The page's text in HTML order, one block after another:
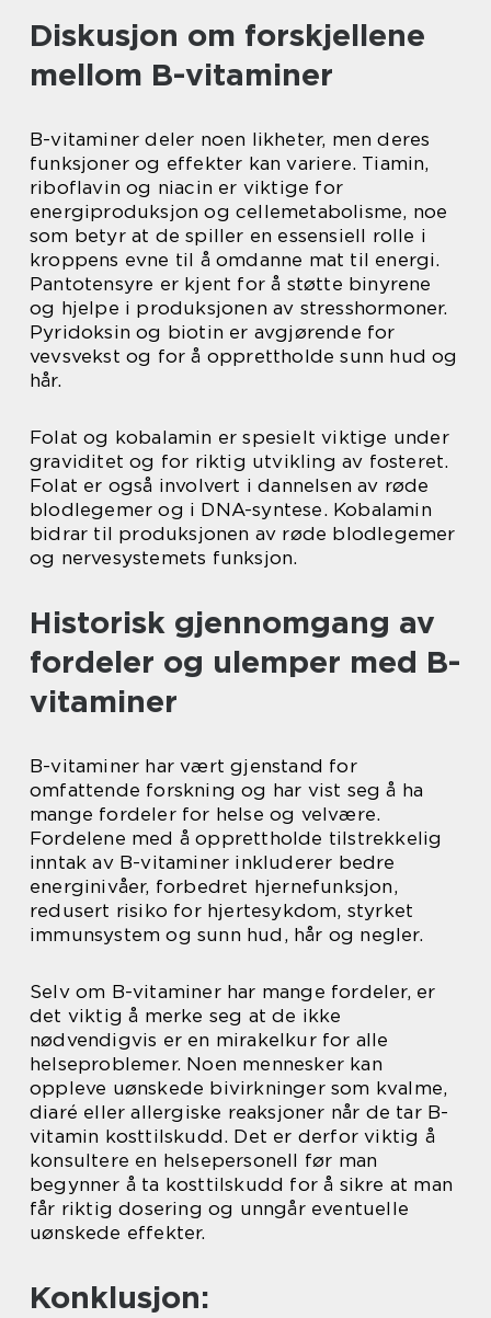
Diskusjon om forskjellene
mellom B-vitaminer
B-vitaminer deler noen likheter, men deres
funksjoner og effekter kan variere. Tiamin,
riboflavin og niacin er viktige for
energiproduksjon og cellemetabolisme, noe
som betyr at de spiller en essensiell rolle i
kroppens evne til å omdanne mat til energi.
Pantotensyre er kjent for å støtte binyrene
og hjelpe i produksjonen av stresshormoner.
Pyridoksin og biotin er avgjørende for
vevsvekst og for å opprettholde sunn hud og
hår.
Folat og kobalamin er spesielt viktige under
graviditet og for riktig utvikling av fosteret.
Folat er også involvert i dannelsen av røde
blodlegemer og i DNA-syntese. Kobalamin
bidrar til produksjonen av røde blodlegemer
og nervesystemets funksjon.
Historisk gjennomgang av
fordeler og ulemper med B-
vitaminer
B-vitaminer har vært gjenstand for
omfattende forskning og har vist seg å ha
mange fordeler for helse og velvære.
Fordelene med å opprettholde tilstrekkelig
inntak av B-vitaminer inkluderer bedre
energinivåer, forbedret hjernefunksjon,
redusert risiko for hjertesykdom, styrket
immunsystem og sunn hud, hår og negler.
Selv om B-vitaminer har mange fordeler, er
det viktig å merke seg at de ikke
nødvendigvis er en mirakelkur for alle
helseproblemer. Noen mennesker kan
oppleve uønskede bivirkninger som kvalme,
diaré eller allergiske reaksjoner når de tar B-
vitamin kosttilskudd. Det er derfor viktig å
konsultere en helsepersonell før man
begynner å ta kosttilskudd for å sikre at man
får riktig dosering og unngår eventuelle
uønskede effekter.
Konklusjon: